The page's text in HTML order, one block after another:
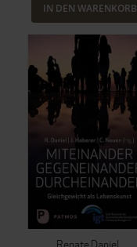
IN DEN WARENKORB